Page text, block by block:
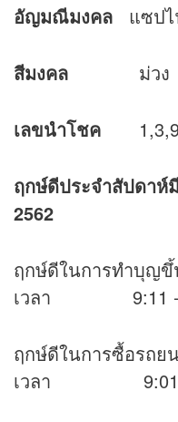
อัญมณีมงคล แซปไ
สีมงคล ม่วง
เลขนำโชค
ฤกษ์ดีประจำสัปดาห์
2562
ฤกษ์ดีในการทำบุญขึ้
เวลา 9:11 -
ฤกษ์ดีในการซื้อรถย
เวลา 9:01 -